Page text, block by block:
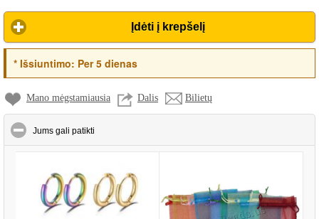
Įdėti į krepšelį
*Išsiuntimo: Per 5 dienas
Mano mėgstamiausia Dalis Bilietų
Jums gali patikti